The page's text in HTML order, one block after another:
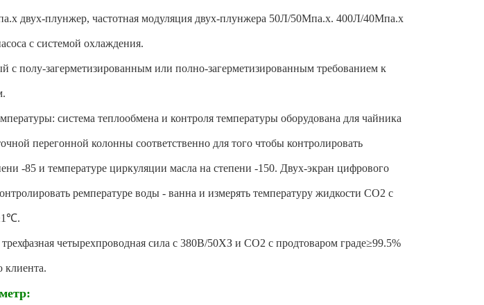
двух-плунжер, частотная модуляция двух-плунжера 50Л/50Мпа.х. 400Л/40Мпа.х
с системой охлаждения.
с полу-загерметизированным или полно-загерметизированным требованием к
система теплообмена и контроля температуры оборудована для чайника
перегонной колонны соответственно для того чтобы контролировать
-85 и температуре циркуляции масла на степени -150. Двух-экран цифрового
ремпературе воды - ванна и измерять температуру жидкости СО2 с
четырехпроводная сила с 380В/50ХЗ и СО2 с продтоваром граде≥99.5%
клиента.